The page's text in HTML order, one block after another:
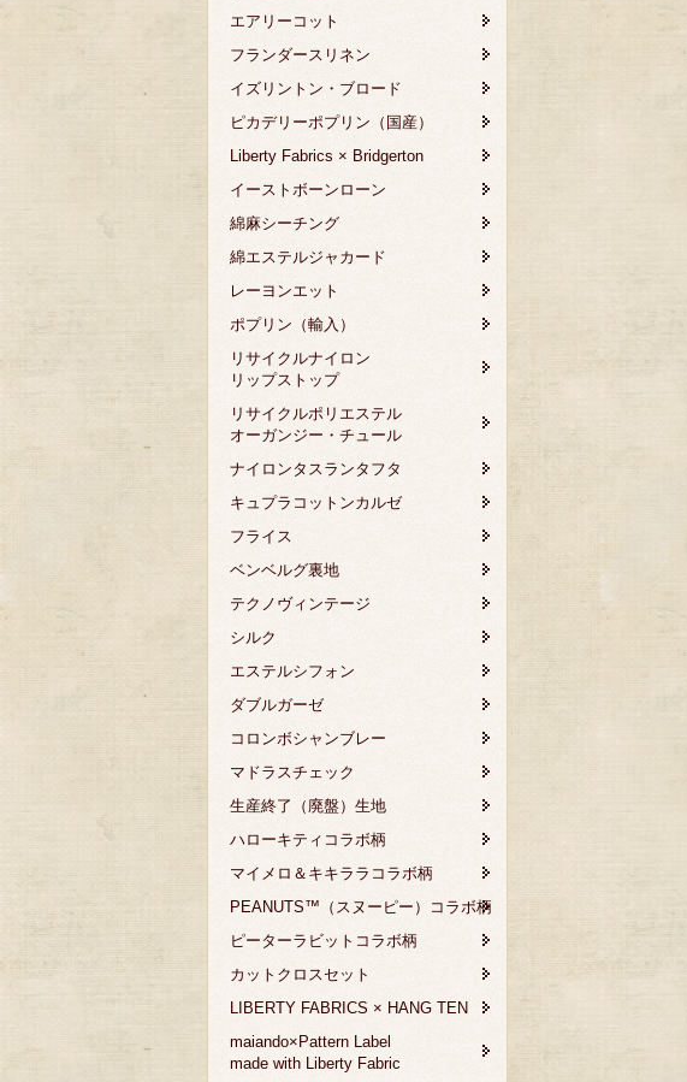
エアリーコット
フランダースリネン
イズリントン・ブロード
ピカデリーポプリン（国産）
Liberty Fabrics × Bridgerton
イーストボーンローン
綿麻シーチング
綿エステルジャカード
レーヨンエット
ポプリン（輸入）
リサイクルナイロン
リップストップ
リサイクルポリエステル
オーガンジー・チュール
ナイロンタスランタフタ
キュプラコットンカルゼ
フライス
ベンベルグ裏地
テクノヴィンテージ
シルク
エステルシフォン
ダブルガーゼ
コロンボシャンブレー
マドラスチェック
生産終了（廃盤）生地
ハローキティコラボ柄
マイメロ＆キキララコラボ柄
PEANUTS™（スヌーピー）コラボ柄
ピーターラビットコラボ柄
カットクロスセット
LIBERTY FABRICS × HANG TEN
maiando×Pattern Label
made with Liberty Fabric